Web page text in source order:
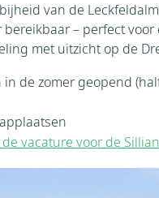
van de
– perfect voor
met uitzicht op de
in de zomer geopend
de vacature voor de